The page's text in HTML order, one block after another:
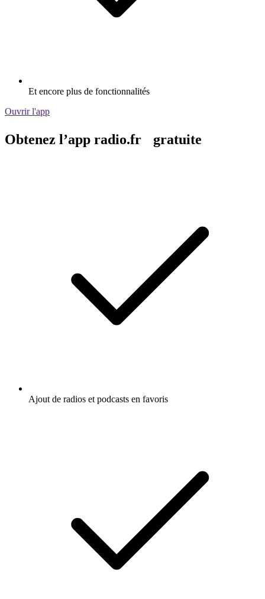
Et encore plus de fonctionnalités
Ouvrir l'app
Obtenez l’app radio.fr gratuite
Ajout de radios et podcasts en favoris